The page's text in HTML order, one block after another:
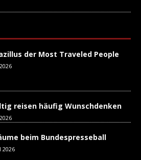
der Most Traveled People
reisen häufig Wunschdenken
beim Bundespresseball
2026